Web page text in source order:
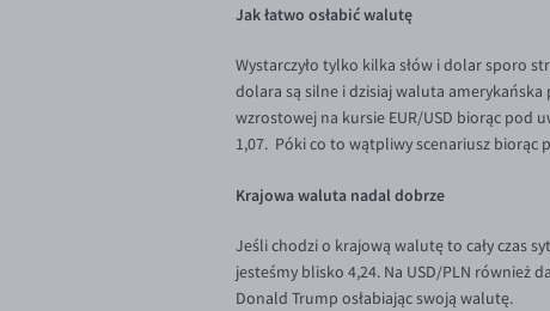
Jak łatwo osłabić walutę
Wystarczyło tylko kilka słów i dolar sporo
dolara są silne i dzisiaj waluta
wzrostowej na kursie EUR/USD biorąc pod
1,07. Póki co to wątpliwy scenariusz biorąc
Krajowa waluta nadal dobrze
Jeśli chodzi o krajową walutę to cały czas
jesteśmy blisko 4,24. Na USD/PLN również
Donald Trump osłabiając swoją walutę.